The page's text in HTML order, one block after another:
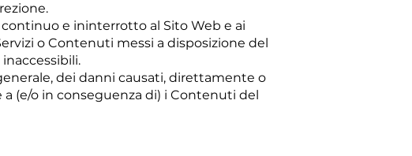
e ininterrotto al Sito Web e ai
o Contenuti messi a disposizione del
dei danni causati, direttamente o
(e/o in conseguenza di) i Contenuti del